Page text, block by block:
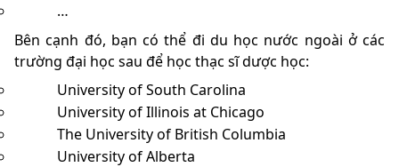
…
Bên cạnh đó, bạn có thể đi du học nước ngoài ở các
trường đại học sau để học thạc sĩ dược học:
University of South Carolina
University of Illinois at Chicago
The University of British Columbia
University of Alberta